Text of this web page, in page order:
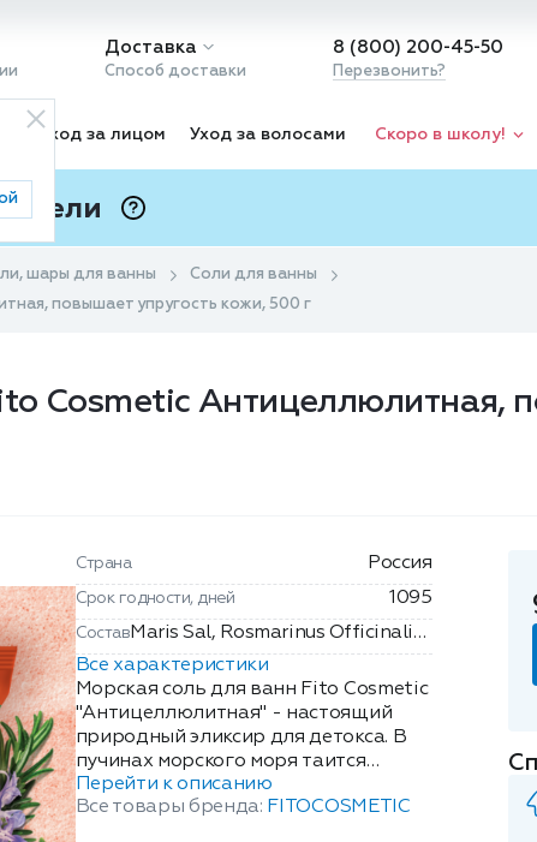
Доставка
Способ доставки
8 (800) 200-45-50
Перезвонить?
Уход за лицом Уход за волосами Скоро в школу!
шары для ванны
Соли для ванны
повышает упругость кожи, 500 г
Cosmetic Антицеллюлитная,
Страна Россия
Срок годности, дней 1095
Состав Maris Sal, Rosmarinus Officinalis
Extract (Экстракт Розмарина),
Citrus Paradisi Peel Oil (Масло
Грейпфрута), Hydrolyzed Elastin
(Эластин), Rosa Canina Fruit Oil
(Масло Шиповника), Parfum,
Mentha Spicata Leaf Oil (Масло
Мяты), CI 40800.
Все характеристики
Морская соль для ванн Fito Cosmetic
"Антицеллюлитная" - настоящий
природный эликсир для детокса. В
пучинах морского моря таится
сокровище для красоты Вашего
тела. Богатые магнием и кальцием
морская соль и масло грейпфрута -
Перейти к описанию
Все товары бренда: FITOCOSMETIC